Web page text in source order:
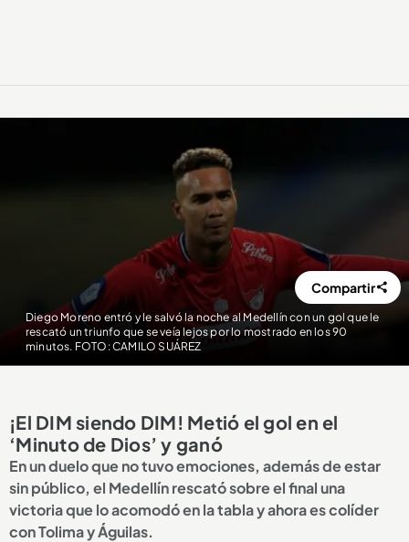
Diego Moreno entró y le salvó la noche al Medellín con un gol que le
rescató un triunfo que se veía lejos por lo mostrado en los 90
minutos. FOTO: CAMILO SUÁREZ
Compartir
¡El DIM siendo DIM! Metió el gol en el
‘Minuto de Dios’ y ganó
En un duelo que no tuvo emociones, además de estar
sin público, el Medellín rescató sobre el final una
victoria que lo acomodó en la tabla y ahora es colíder
con Tolima y Águilas.